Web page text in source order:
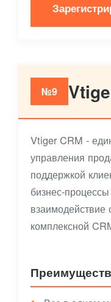
№9
Vtiger CRM -
управления
поддержкой
бизнес-
комплексной